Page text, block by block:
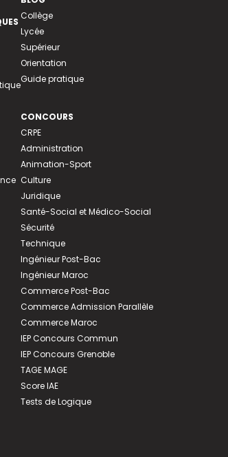
Collège
Lycée
Supérieur
Orientation
Guide pratique
CONCOURS
CRPE
Administration
Animation-Sport
Culture
Juridique
Santé-Social et Médico-Social
Sécurité
Technique
Ingénieur Post-Bac
Ingénieur Maroc
Commerce Post-Bac
Commerce Admission Parallèle
Commerce Maroc
IEP Concours Commun
IEP Concours Grenoble
TAGE MAGE
Score IAE
Tests de Logique